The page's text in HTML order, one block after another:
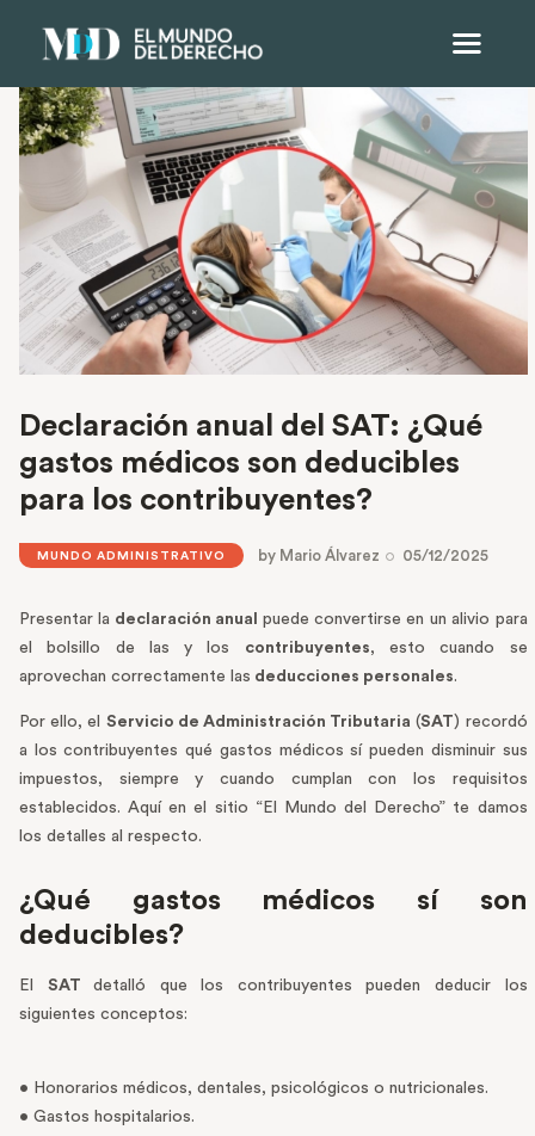
Declaración anual del SAT: ¿Qué
gastos médicos son deducibles
para los contribuyentes?
MUNDO ADMINISTRATIVO by Mario Álvarez 05/12/2025
Presentar la declaración anual puede convertirse en un alivio para
el bolsillo de las y los contribuyentes, esto cuando se
aprovechan correctamente las deducciones personales.
Por ello, el Servicio de Administración Tributaria (SAT) recordó
a los contribuyentes qué gastos médicos sí pueden disminuir sus
impuestos, siempre y cuando cumplan con los requisitos
establecidos. Aquí en el sitio “El Mundo del Derecho” te damos
los detalles al respecto.
¿Qué gastos médicos sí son
deducibles?
El SATdetalló que los contribuyentes pueden deducir los
siguientes conceptos:
• Honorarios médicos, dentales, psicológicos o nutricionales.
• Gastos hospitalarios.